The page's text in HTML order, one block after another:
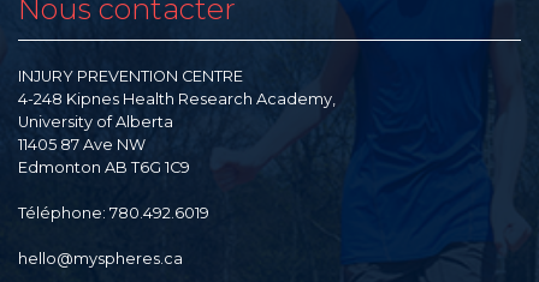
Nous contacter
INJURY PREVENTION CENTRE
4-248 Kipnes Health Research Academy,
University of Alberta
11405 87 Ave NW
Edmonton AB T6G 1C9
Téléphone: 780.492.6019
hello@myspheres.ca